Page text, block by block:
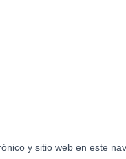
y sitio web en este